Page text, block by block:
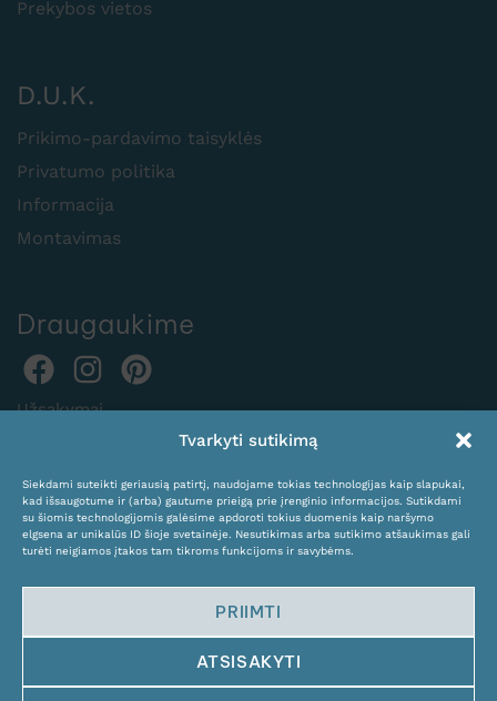
Tvarkyti sutikimą
Siekdami suteikti geriausią patirtį, naudojame tokias technologijas kaip slapukai,
kad išsaugotume ir (arba) gautume prieigą prie įrenginio informacijos. Sutikdami
su šiomis technologijomis galėsime apdoroti tokius duomenis kaip naršymo
elgsena ar unikalūs ID šioje svetainėje. Nesutikimas arba sutikimo atšaukimas gali
turėti neigiamos įtakos tam tikroms funkcijoms ir savybėms.
PRIIMTI
ATSISAKYTI
Prekybos vietos
D.U.K.
Prikimo-pardavimo taisyklės
Privatumo politika
Informacija
Montavimas
Draugaukime
Užsakymai
expocentras@kame.lt
Tel. +370 611 31131
© Copyright 2024 KAMĖ. All rights reserved.